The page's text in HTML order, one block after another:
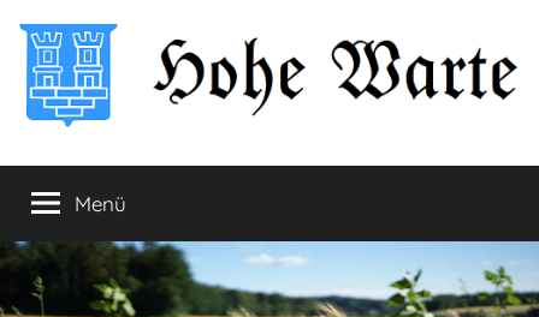
Inhalt
springen
Hohe
Warte
Startseite
Menü